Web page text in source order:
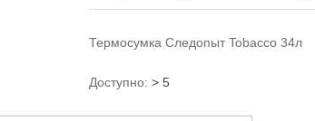
Термосумка Следопыт Tobacco 34л
Доступно: > 5